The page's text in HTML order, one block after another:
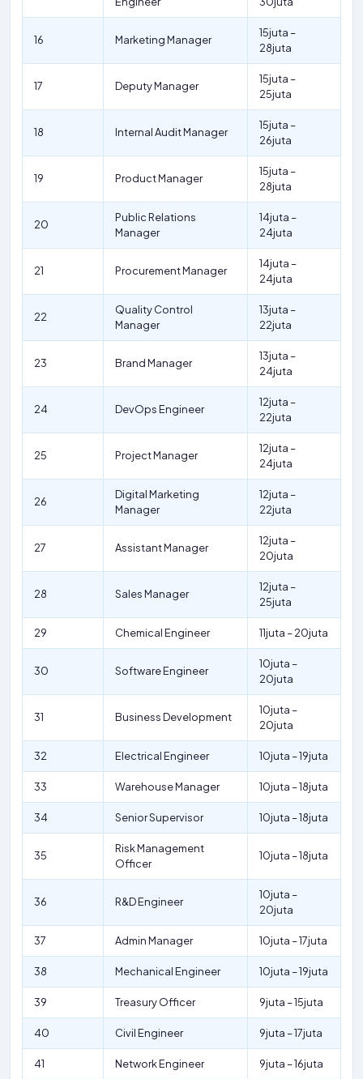
16 Marketing Manager
15juta –
28juta
17 Deputy Manager
15juta –
25juta
18 Internal Audit Manager
15juta –
26juta
19 Product Manager
15juta –
28juta
20
Public Relations
Manager
14juta –
24juta
21 Procurement Manager
14juta –
24juta
22
Quality Control
Manager
13juta –
22juta
23 Brand Manager
13juta –
24juta
24 DevOps Engineer
12juta –
22juta
25 Project Manager
12juta –
24juta
26
Digital Marketing
Manager
12juta –
22juta
27 Assistant Manager
12juta –
20juta
28 Sales Manager
12juta –
25juta
29 Chemical Engineer 11juta – 20juta
30 Software Engineer
10juta –
20juta
31 Business Development
10juta –
20juta
32 Electrical Engineer 10juta – 19juta
33 Warehouse Manager 10juta – 18juta
34 Senior Supervisor 10juta – 18juta
35
Risk Management
Officer
10juta – 18juta
36 R&D Engineer
10juta –
20juta
37 Admin Manager 10juta – 17juta
38 Mechanical Engineer 10juta – 19juta
39 Treasury Officer 9juta – 15juta
40 Civil Engineer 9juta – 17juta
41 Network Engineer 9juta – 16juta